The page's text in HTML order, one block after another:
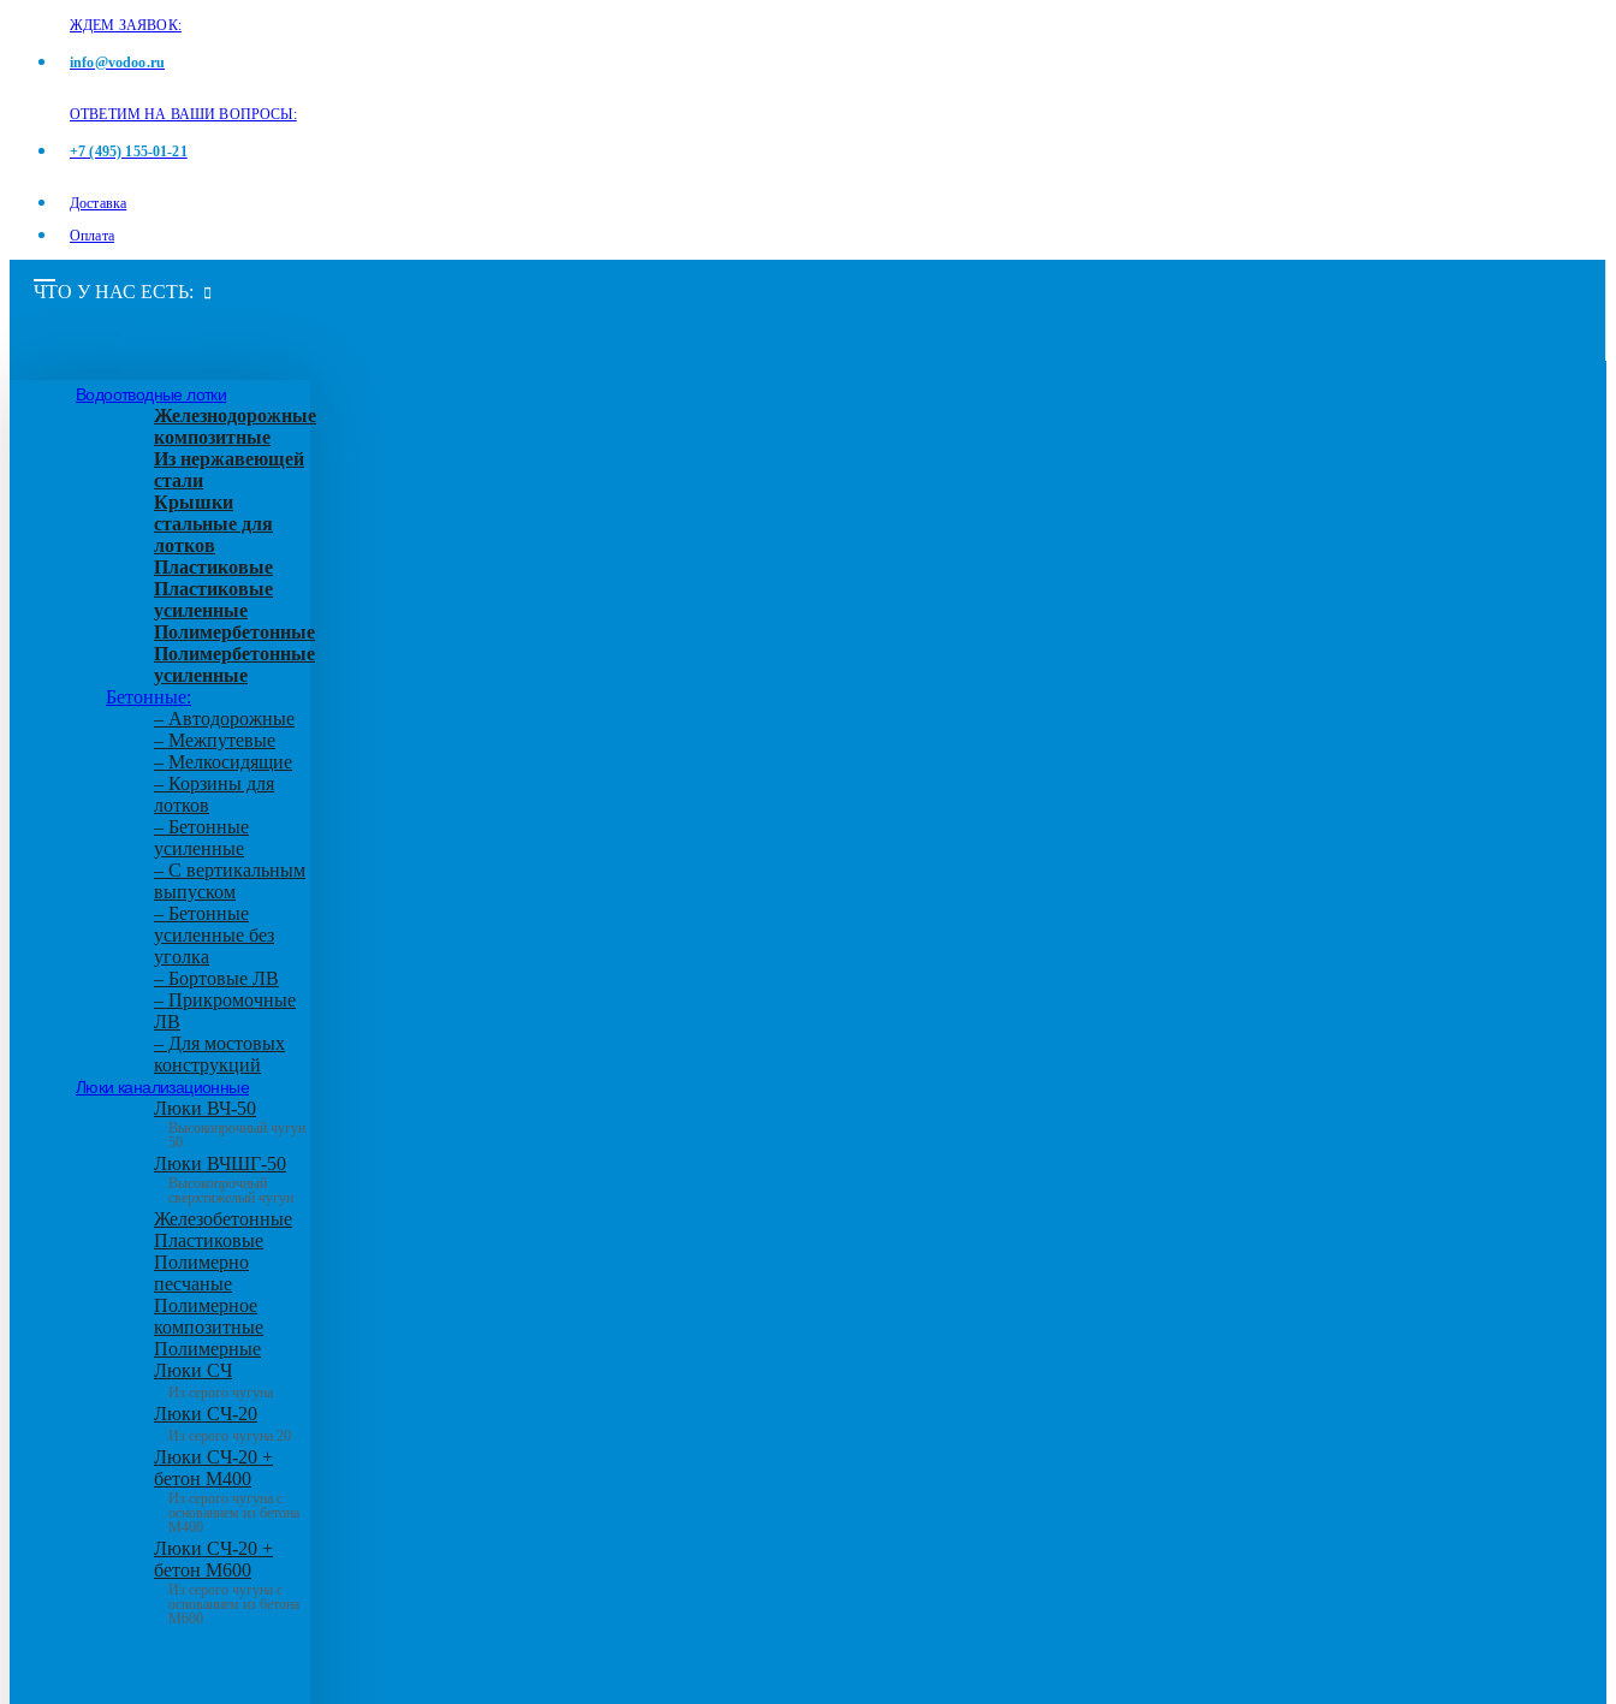
ЖДЕМ ЗАЯВОК:
info@vodoo.ru
ОТВЕТИМ НА ВАШИ ВОПРОСЫ:
+7 (495) 155-01-21
Доставка
Оплата
ЧТО У НАС ЕСТЬ:
Водоотводные лотки
Железнодорожные
композитные
Из нержавеющей
стали
Крышки
стальные для
лотков
Пластиковые
Пластиковые
усиленные
Полимербетонные
Полимербетонные
усиленные
Бетонные:
– Автодорожные
– Межпутевые
– Мелкосидящие
– Корзины для
лотков
– Бетонные
усиленные
– С вертикальным
выпуском
– Бетонные
усиленные без
уголка
– Бортовые ЛВ
– Прикромочные
ЛВ
– Для мостовых
конструкций
Люки канализационные
Люки ВЧ-50
Высокопрочный чугун
50
Люки ВЧШГ-50
Высокопрочный
сверхтяжелый чугун
Железобетонные
Пластиковые
Полимерно
песчаные
Полимерное
композитные
Полимерные
Люки СЧ
Из серого чугуна
Люки СЧ-20
Из серого чугуна 20
Люки СЧ-20 +
бетон М400
Из серого чугуна с
основанием из бетона
М400
Люки СЧ-20 +
бетон М600
Из серого чугуна с
основанием из бетона
М600